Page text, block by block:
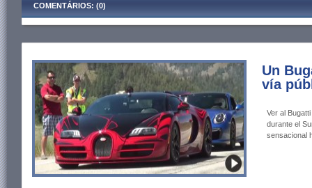
COMENTÁRIOS: (0)
Un
vía
Ver al
durante el
sensacional